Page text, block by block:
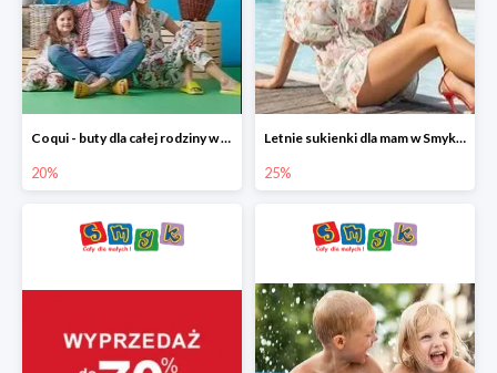
Coqui - buty dla całej rodziny w Smyku do -20%
20%
Letnie sukienki dla mam w Smyku do -25%
25%